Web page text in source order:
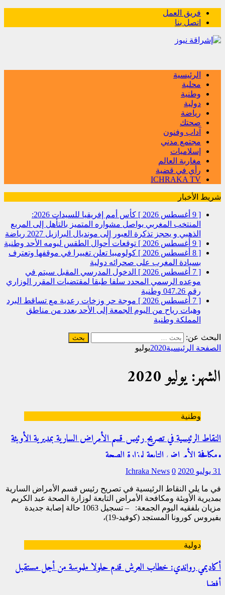
فريق العمل
اتصل بنا
الرئيسية
محلية
وطنية
دولية
رياضة
صحتك
آداب وفنون
مجتمع مدني
إسلاميات
مغاربة العالم
رأي في قضية
ICHRAKA TV
شريط الأخبار
[ 9 أغسطس 2026 ]
كأس أمم إفريقيا للسيدات 2026:
المنتخب المغربي يواصل مشواره المتميز بالتأهل إلى المربع
الذهبي و يحجز تذكرة العبور إلى مونديال البرازيل 2027
رياضة
[ 9 أغسطس 2026 ]
توقعات أحوال الطقس ليومه الأحد وطنية
[ 8 أغسطس 2026 ]
كولومبيا تعلن تغييرا في موقفها وتعترف
بسيادة المغرب على صحرائه دولية
[ 7 أغسطس 2026 ]
الدخول المدرسي المقبل سیتم في
موعده الرسمي المحدد سلفا طبقا لمقتضیات المقرر الوزاري
رقم 047.26
وطنية
[ 7 أغسطس 2026 ]
موجة حر وزخات رعدية مع تساقط البرد
وهبات رياح من اليوم الجمعة إلى الأحد بعدد من مناطق
المملكة وطنية
البحث عن:
الصفحة الرئيسية2020يوليو
الشهر: يوليو 2020
وطنية
النقاط الرئيسية في تصريح رئيس قسم الأمراض السارية بمديرية الأوبئة
ومكافحة الأمراض التابعة لوزارة الصحة
31 يوليو 2020 Ichraka News 0
في ما يلي النقاط الرئيسية في تصريح رئيس قسم الأمراض السارية
بمديرية الأوبئة ومكافحة الأمراض التابعة لوزارة الصحة عبد الكريم
مزيان بلفقيه اليوم الجمعة: – تسجيل 1063 حالة إصابة جديدة
بفيروس كورونا المستجد (كوفيد-19)،
دولية
أكاديمي رواندي: خطاب العرش قدم حلولا ملموسة من أجل مستقبل
أفضل